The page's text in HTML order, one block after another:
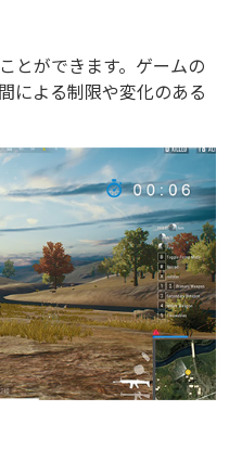
とができます。ゲームの
による制限や変化のある